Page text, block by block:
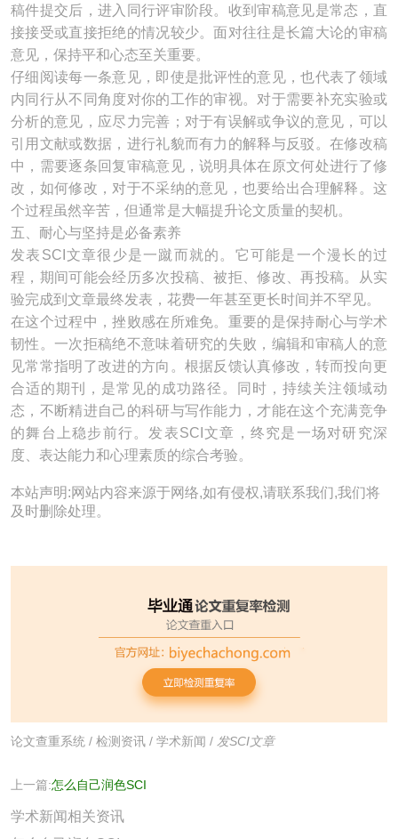
稿件提交后，进入同行评审阶段。收到审稿意见是常态，直
接接受或直接拒绝的情况较少。面对往往是长篇大论的审稿
意见，保持平和心态至关重要。
仔细阅读每一条意见，即使是批评性的意见，也代表了领域
内同行从不同角度对你的工作的审视。对于需要补充实验或
分析的意见，应尽力完善；对于有误解或争议的意见，可以
引用文献或数据，进行礼貌而有力的解释与反驳。在修改稿
中，需要逐条回复审稿意见，说明具体在原文何处进行了修
改，如何修改，对于不采纳的意见，也要给出合理解释。这
个过程虽然辛苦，但通常是大幅提升论文质量的契机。
五、耐心与坚持是必备素养
发表SCI文章很少是一蹴而就的。它可能是一个漫长的过
程，期间可能会经历多次投稿、被拒、修改、再投稿。从实
验完成到文章最终发表，花费一年甚至更长时间并不罕见。
在这个过程中，挫败感在所难免。重要的是保持耐心与学术
韧性。一次拒稿绝不意味着研究的失败，编辑和审稿人的意
见常常指明了改进的方向。根据反馈认真修改，转而投向更
合适的期刊，是常见的成功路径。同时，持续关注领域动
态，不断精进自己的科研与写作能力，才能在这个充满竞争
的舞台上稳步前行。发表SCI文章，终究是一场对研究深
度、表达能力和心理素质的综合考验。
本站声明:网站内容来源于网络,如有侵权,请联系我们,我们将
及时删除处理。
论文查重系统 / 检测资讯 / 学术新闻 / 发SCI文章
上一篇:怎么自己润色SCI
学术新闻相关资讯